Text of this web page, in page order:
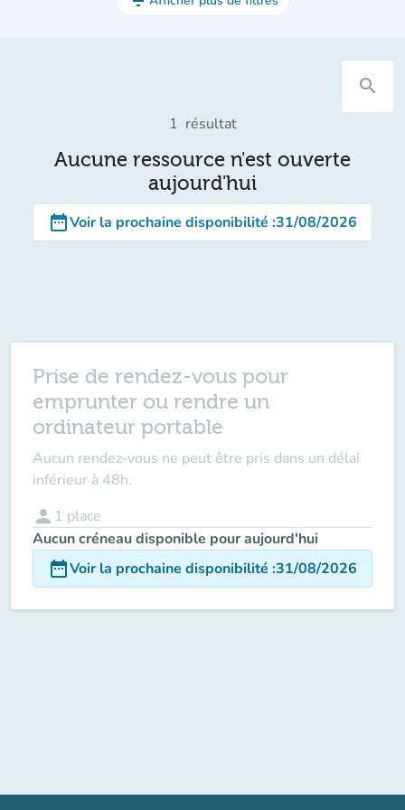
search
1 résultat
Aucune ressource n'est ouverte
aujourd'hui
date_rangeVoir la prochaine disponibilité :31/08/2026
Prise de rendez-vous pour
emprunter ou rendre un
ordinateur portable
Aucun rendez-vous ne peut être pris dans un délai
inférieur à 48h.
person 1 place
Aucun créneau disponible pour aujourd'hui
date_rangeVoir la prochaine disponibilité :31/08/2026